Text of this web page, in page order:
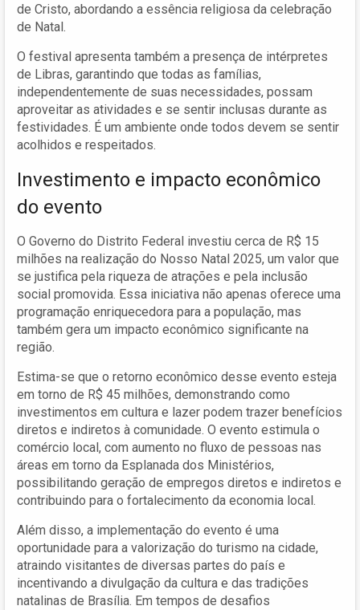
de Cristo, abordando a essência religiosa da celebração
de Natal.
O festival apresenta também a presença de intérpretes
de Libras, garantindo que todas as famílias,
independentemente de suas necessidades, possam
aproveitar as atividades e se sentir inclusas durante as
festividades. É um ambiente onde todos devem se sentir
acolhidos e respeitados.
Investimento e impacto econômico
do evento
O Governo do Distrito Federal investiu cerca de R$ 15
milhões na realização do Nosso Natal 2025, um valor que
se justifica pela riqueza de atrações e pela inclusão
social promovida. Essa iniciativa não apenas oferece uma
programação enriquecedora para a população, mas
também gera um impacto econômico significante na
região.
Estima-se que o retorno econômico desse evento esteja
em torno de R$ 45 milhões, demonstrando como
investimentos em cultura e lazer podem trazer benefícios
diretos e indiretos à comunidade. O evento estimula o
comércio local, com aumento no fluxo de pessoas nas
áreas em torno da Esplanada dos Ministérios,
possibilitando geração de empregos diretos e indiretos e
contribuindo para o fortalecimento da economia local.
Além disso, a implementação do evento é uma
oportunidade para a valorização do turismo na cidade,
atraindo visitantes de diversas partes do país e
incentivando a divulgação da cultura e das tradições
natalinas de Brasília. Em tempos de desafios